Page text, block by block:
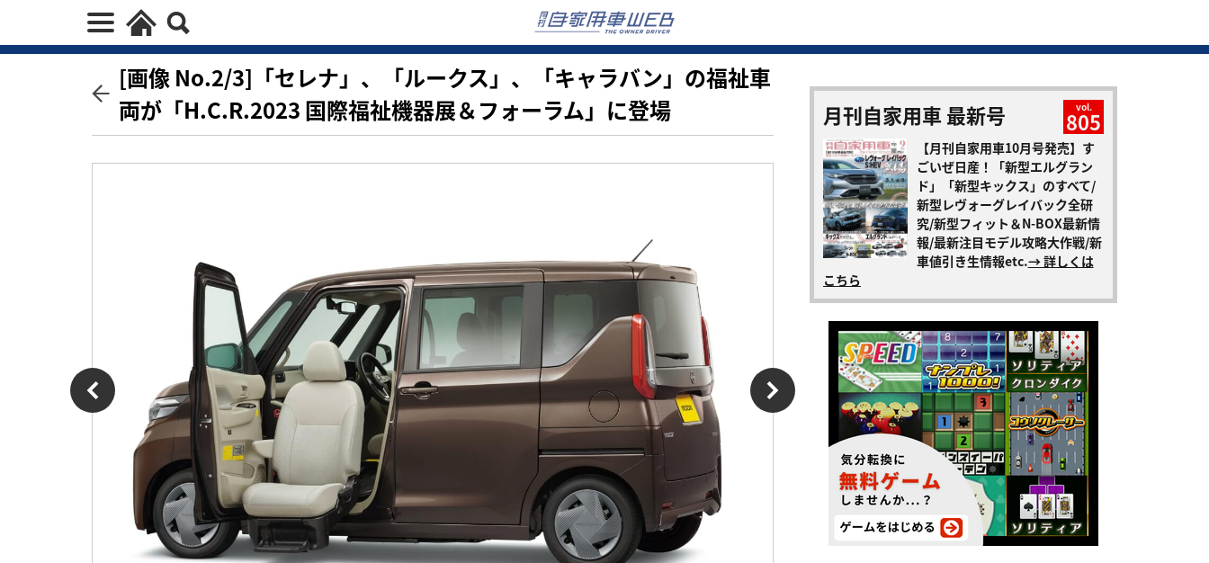
[画像 No.2/3]「セレナ」、「ルークス」、「キャラバン」の福祉車
両が「H.C.R.2023 国際福祉機器展＆フォーラム」に登場
月刊自家用車 最新号 vol.
805
【月刊自家用車10月号発売】す
ごいぜ日産！「新型エルグラン
ド」「新型キックス」のすべて/
新型レヴォーグレイバック全研
究/新型フィット＆N-BOX最新情
報/最新注目モデル攻略大作戦/新
車値引き生情報etc.→ 詳しくは
こちら